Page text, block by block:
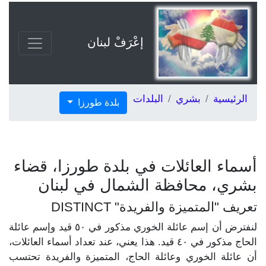
إعْرَفْ لبنان
الرئيسية بشري البلدات بلدة طورزا
أسماء العائلات في بلدة طورزا، قضاء
بشري، محافظة الشمال في لبنان
تعريف "المتميزة والفريدة" DISTINCT
لنفترض أن إسم عائلة الخوري مذكور في ٥٠ قيد وإسم عائلة
الحاج مذكور في ٤٠ قيد. هذا يعني، عند تعداد أسماء العائلات،
أن عائلة الخوري وعائلة الحاج، المتميزة والفريدة تحتسب